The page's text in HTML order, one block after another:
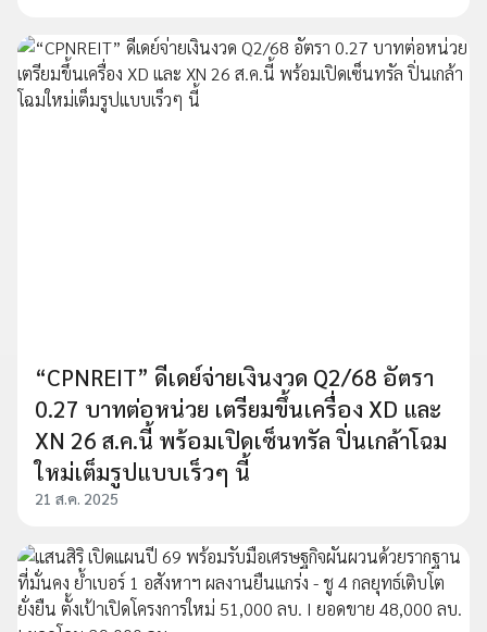
“CPNREIT” ดีเดย์จ่ายเงินงวด Q2/68 อัตรา
0.27 บาทต่อหน่วย เตรียมขึ้นเครื่อง XD และ
XN 26 ส.ค.นี้ พร้อมเปิดเซ็นทรัล ปิ่นเกล้าโฉม
ใหม่เต็มรูปแบบเร็วๆ นี้
21 ส.ค. 2025